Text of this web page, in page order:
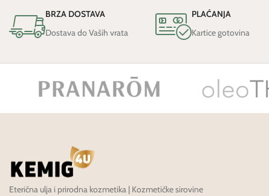
BRZA DOSTAVA
Dostava do Vaših vrata
PLAĆANJA
Kartice gotovina
Eterična ulja i prirodna kozmetika | Kozmetičke sirovine